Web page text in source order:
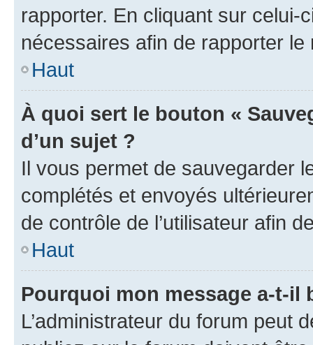
rapporter. En cliquant sur
nécessaires afin de rapporter le
Haut
À quoi sert le bouton «
d’un sujet ?
Il vous permet de sauvegarder
complétés et envoyés
de contrôle de l’utilisateur afin
Haut
Pourquoi mon message a-t-il
L’administrateur du forum peut